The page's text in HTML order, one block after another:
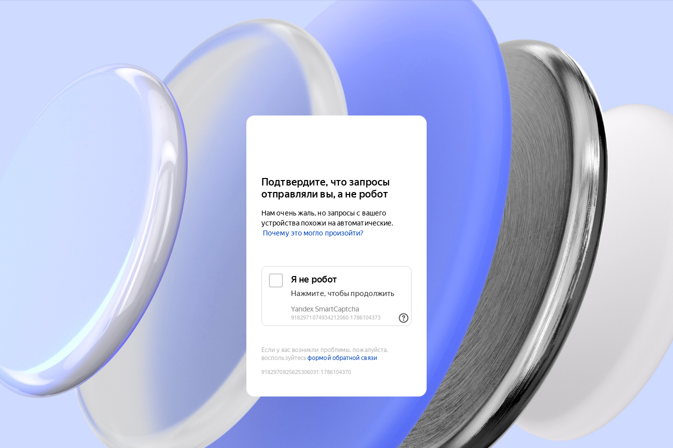
Подтвердите, что запросы
отправляли вы, а не робот
Нам очень жаль, но запросы с вашего
устройства похожи на автоматические.
Почему это могло произойти?
Если у вас возникли проблемы, пожалуйста,
воспользуйтесьформой обратной связи
9182970825625306031 :1786104370